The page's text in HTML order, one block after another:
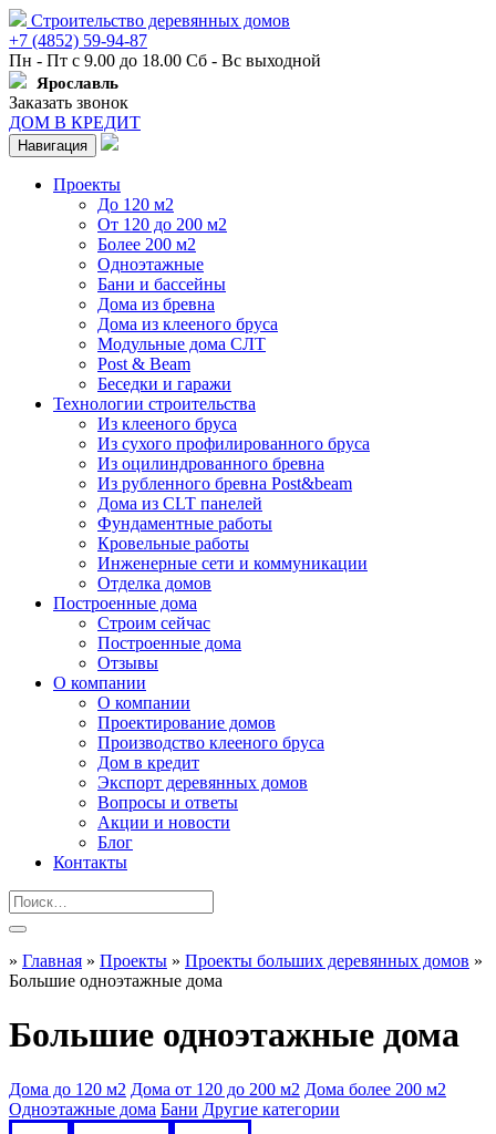
Строительство деревянных домов
+7 (4852) 59-94-87
Пн - Пт с 9.00 до 18.00 Сб - Вс выходной
Ярославль
Заказать звонок
ДОМ В КРЕДИТ
Навигация
Проекты
До 120 м2
От 120 до 200 м2
Более 200 м2
Одноэтажные
Бани и бассейны
Дома из бревна
Дома из клееного бруса
Модульные дома СЛТ
Post & Beam
Беседки и гаражи
Технологии строительства
Из клееного бруса
Из сухого профилированного бруса
Из оцилиндрованного бревна
Из рубленного бревна Post&beam
Дома из CLT панелей
Фундаментные работы
Кровельные работы
Инженерные сети и коммуникации
Отделка домов
Построенные дома
Строим сейчас
Построенные дома
Отзывы
О компании
О компании
Проектирование домов
Производство клееного бруса
Дом в кредит
Экспорт деревянных домов
Вопросы и ответы
Акции и новости
Блог
Контакты
» Главная » Проекты » Проекты больших деревянных домов »
Большие одноэтажные дома
Большие одноэтажные дома
Дома до 120 м2 Дома от 120 до 200 м2 Дома более 200 м2
Одноэтажные дома Бани Другие категории